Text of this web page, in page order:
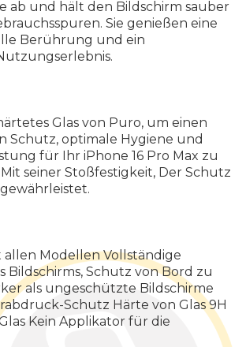
ab und hält den Bildschirm sauber
Sie genießen eine
Berührung und ein
Glas von Puro, um einen
Schutz, optimale Hygiene und
für Ihr iPhone 16 Pro Max zu
seiner Stoßfestigkeit, Der Schutz
allen Modellen Vollständige
Bildschirms, Schutz von Bord zu
als ungeschützte Bildschirme
Schutz Härte von Glas 9H
Kein Applikator für die